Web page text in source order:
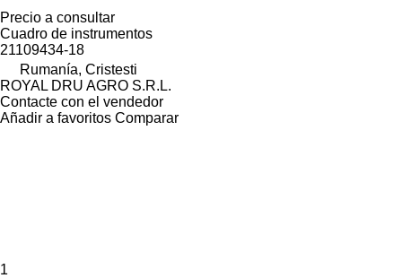
Precio a consultar
Cuadro de instrumentos
21109434-18
Rumanía, Cristesti
ROYAL DRU AGRO S.R.L.
Contacte con el vendedor
Añadir a favoritos Comparar
1